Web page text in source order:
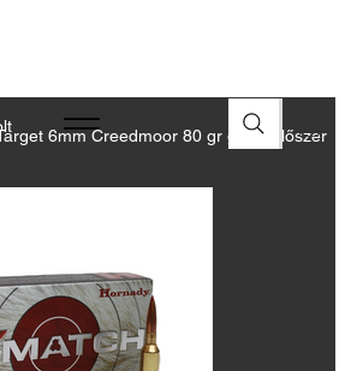
6mm Creedmoor 80 gr golyós lőszer